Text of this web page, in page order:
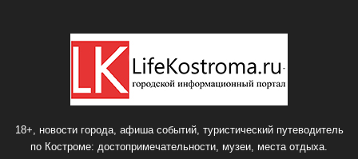
18+, новости города, афиша событий, туристический путеводитель
по Костроме: достопримечательности, музеи, места отдыха.